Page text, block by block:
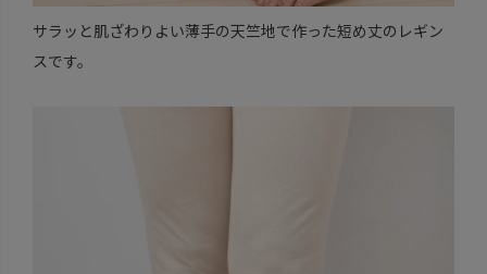
サラッと肌ざわりよい薄手の天竺地で作った短め丈のレギン
スです。